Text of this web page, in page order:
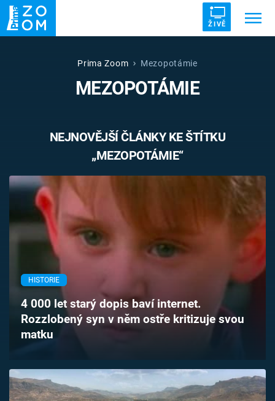
ŽIVĚ
ZRÁDCI UFO DRUHÁ SVĚTOVÁ VÁLKA
VETŘELCI DÁVNOVĚKU
Témata
Pořady
TV Program
Časopis
Sledujte prima+
Prima Zoom Mezopotámie
MEZOPOTÁMIE
NEJNOVĚJŠÍ ČLÁNKY KE ŠTÍTKU
„MEZOPOTÁMIE“
HISTORIE
4 000 let starý dopis baví internet.
Rozzlobený syn v něm ostře kritizuje svou
matku